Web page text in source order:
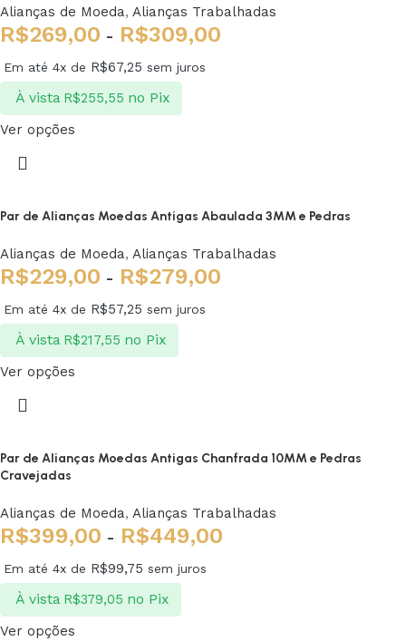
Alianças de Moeda, Alianças Trabalhadas
R$269,00 - R$309,00
Em até 4x de R$67,25 sem juros
À vista R$255,55 no Pix
Ver opções
Par de Alianças Moedas Antigas Abaulada 3MM e Pedras
Alianças de Moeda, Alianças Trabalhadas
R$229,00 - R$279,00
Em até 4x de R$57,25 sem juros
À vista R$217,55 no Pix
Ver opções
Par de Alianças Moedas Antigas Chanfrada 10MM e Pedras
Cravejadas
Alianças de Moeda, Alianças Trabalhadas
R$399,00 - R$449,00
Em até 4x de R$99,75 sem juros
À vista R$379,05 no Pix
Ver opções